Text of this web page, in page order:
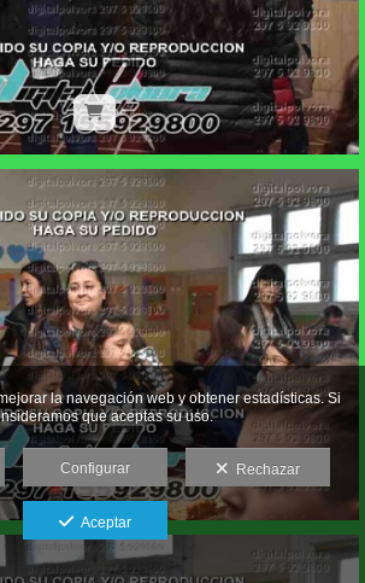
la navegación web y obtener estadísticas. Si
que aceptas su uso.
Configurar Rechazar
Aceptar